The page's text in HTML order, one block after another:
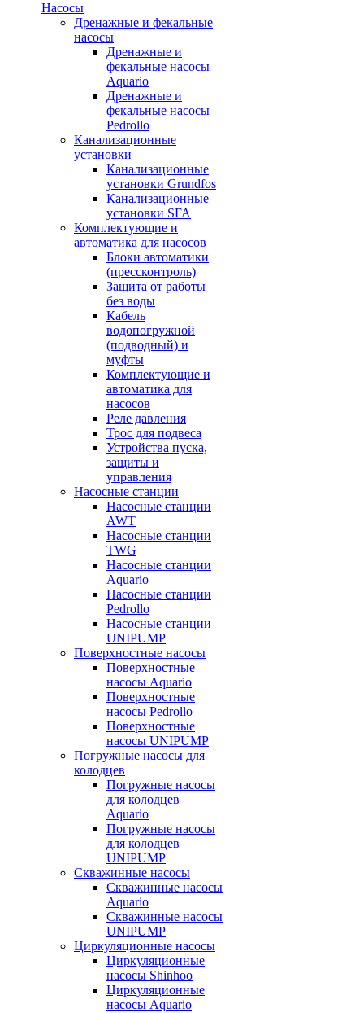
Насосы
Дренажные и фекальные
насосы
Дренажные и
фекальные насосы
Aquario
Дренажные и
фекальные насосы
Pedrollo
Канализационные
установки
Канализационные
установки Grundfos
Канализационные
установки SFA
Комплектующие и
автоматика для насосов
Блоки автоматики
(прессконтроль)
Защита от работы
без воды
Кабель
водопогружной
(подводный) и
муфты
Комплектующие и
автоматика для
насосов
Реле давления
Трос для подвеса
Устройства пуска,
защиты и
управления
Насосные станции
Насосные станции
AWT
Насосные станции
TWG
Насосные станции
Aquario
Насосные станции
Pedrollo
Насосные станции
UNIPUMP
Поверхностные насосы
Поверхностные
насосы Aquario
Поверхностные
насосы Pedrollo
Поверхностные
насосы UNIPUMP
Погружные насосы для
колодцев
Погружные насосы
для колодцев
Aquario
Погружные насосы
для колодцев
UNIPUMP
Скважинные насосы
Скважинные насосы
Aquario
Скважинные насосы
UNIPUMP
Циркуляционные насосы
Циркуляционные
насосы Shinhoo
Циркуляционные
насосы Aquario